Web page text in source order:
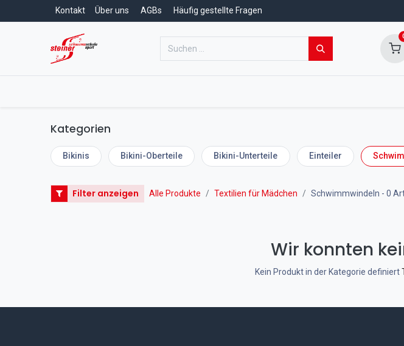
Kontakt Über uns AGBs Häufig gestellte Fragen
Kategorien
Bikinis Bikini-Oberteile Bikini-Unterteile Einteiler
Filter anzeigen Alle Produkte Textilien für Mädchen Schwimmwindeln - 0
Wir konnten
Kein Produkt in der Kategorie definiert